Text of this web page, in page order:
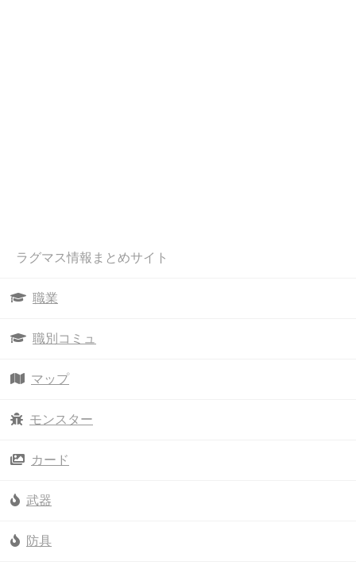
ラグマス情報まとめサイト
職業
職別コミュ
マップ
モンスター
カード
武器
防具